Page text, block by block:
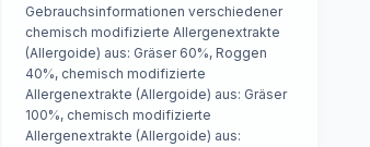
Gebrauchsinformationen verschiedener
chemisch modifizierte Allergenextrakte
(Allergoide) aus: Gräser 60%, Roggen
40%, chemisch modifizierte
Allergenextrakte (Allergoide) aus: Gräser
100%, chemisch modifizierte
Allergenextrakte (Allergoide) aus: